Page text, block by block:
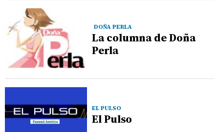
DOÑA PERLA
La columna de Doña
Perla
EL PULSO
El Pulso